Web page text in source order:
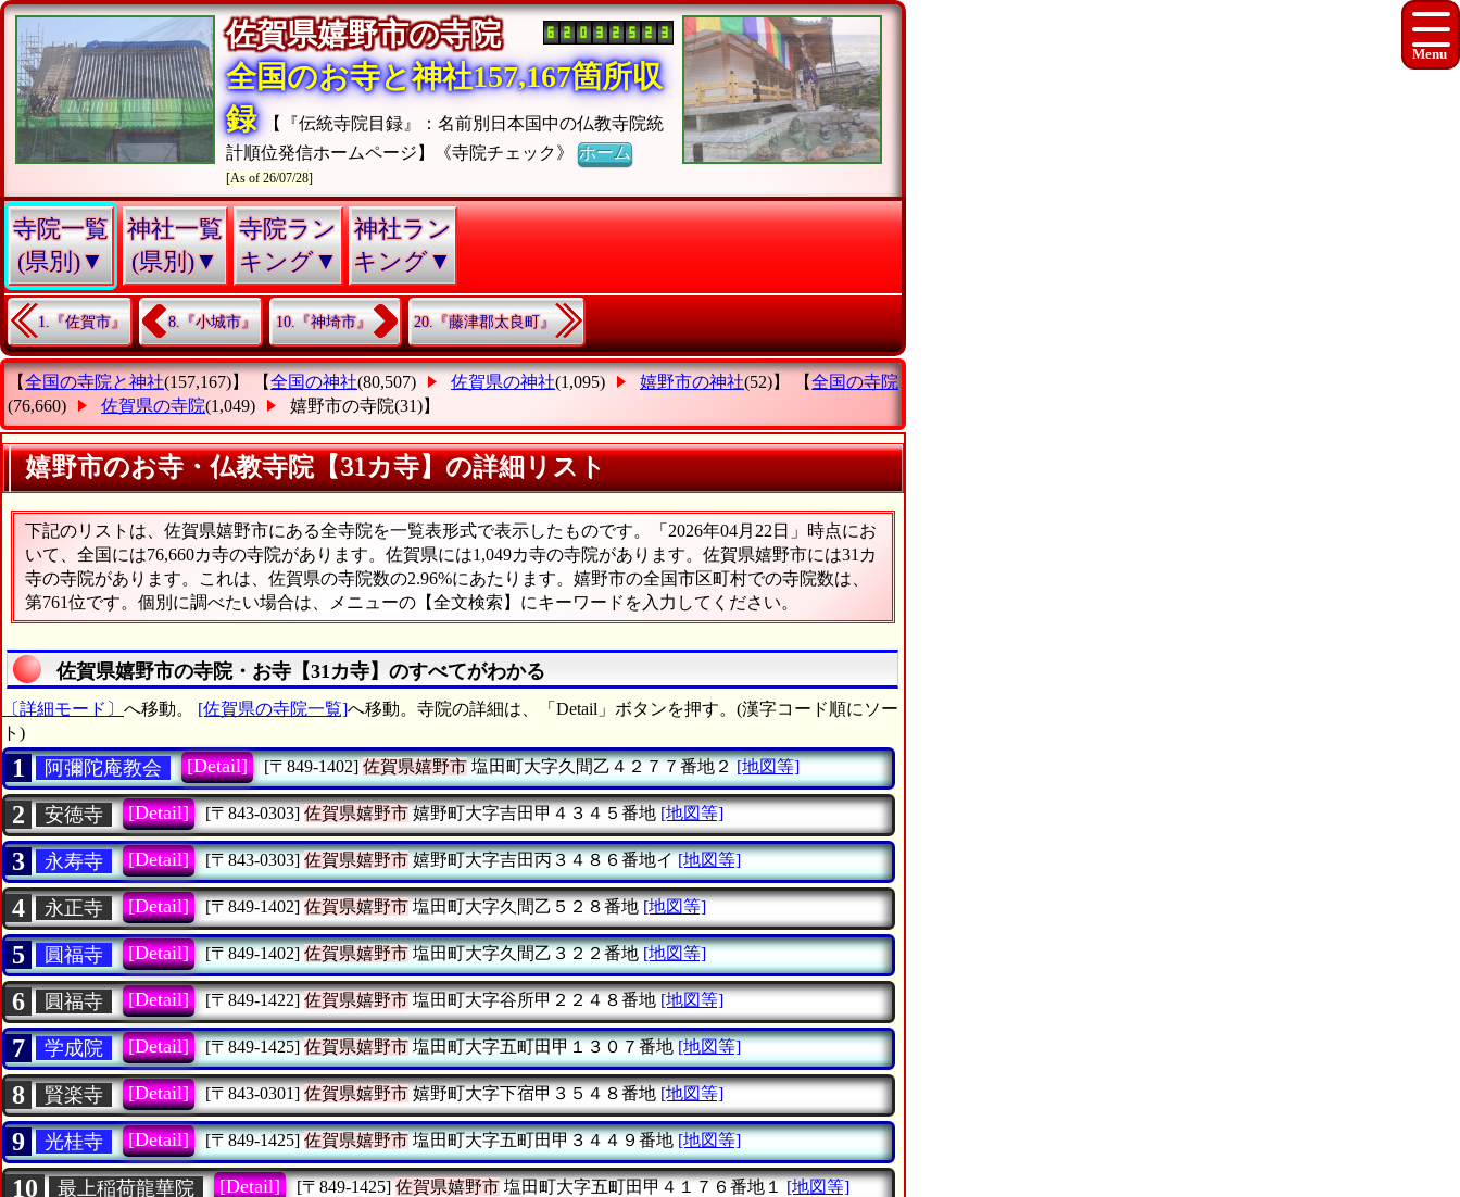
佐賀県嬉野市の寺院
全国のお寺と神社157,167箇所収
録
【『伝統寺院目録』：名前別日本国中の仏教寺院統
計順位発信ホームページ】《寺院チェック》ホーム
[As of 26/07/28]
寺院一覧
(県別)▼
神社一覧
(県別)▼
寺院ラン
キング▼
神社ラン
キング▼
1.『佐賀市』 8.『小城市』 10.『神埼市』 20.『藤津郡太良町』
【全国の寺院と神社(157,167)】 【全国の神社(80,507) 佐賀県の神社(1,095) 嬉野市の神社(52)】 【全国の寺院
(76,660)
佐賀県の寺院(1,049) 嬉野市の寺院(31)】
嬉野市のお寺・仏教寺院【31カ寺】の詳細リスト
下記のリストは、佐賀県嬉野市にある全寺院を一覧表形式で表示したものです。「2026年04月22日」時点にお
いて、全国には76,660カ寺の寺院があります。佐賀県には1,049カ寺の寺院があります。佐賀県嬉野市には31カ
寺の寺院があります。これは、佐賀県の寺院数の2.96%にあたります。嬉野市の全国市区町村での寺院数は、
第761位です。個別に調べたい場合は、メニューの【全文検索】にキーワードを入力してください。
佐賀県嬉野市の寺院・お寺【31カ寺】のすべてがわかる
〔詳細モード〕 へ移動。 [佐賀県の寺院一覧]へ移動。寺院の詳細は、「Detail」ボタンを押す。(漢字コード順にソー
ト)
1 阿彌陀庵教会 [Detail] [〒849-1402] 佐賀県嬉野市塩田町大字久間乙４２７７番地２ [地図等]
2 安徳寺 [Detail] [〒843-0303] 佐賀県嬉野市嬉野町大字吉田甲４３４５番地 [地図等]
3 永寿寺 [Detail] [〒843-0303] 佐賀県嬉野市嬉野町大字吉田丙３４８６番地イ [地図等]
4 永正寺 [Detail] [〒849-1402] 佐賀県嬉野市塩田町大字久間乙５２８番地 [地図等]
5 圓福寺 [Detail] [〒849-1402] 佐賀県嬉野市塩田町大字久間乙３２２番地 [地図等]
6 圓福寺 [Detail] [〒849-1422] 佐賀県嬉野市塩田町大字谷所甲２２４８番地 [地図等]
7 学成院 [Detail] [〒849-1425] 佐賀県嬉野市塩田町大字五町田甲１３０７番地 [地図等]
8 賢楽寺 [Detail] [〒843-0301] 佐賀県嬉野市嬉野町大字下宿甲３５４８番地 [地図等]
9 光桂寺 [Detail] [〒849-1425] 佐賀県嬉野市塩田町大字五町田甲３４４９番地 [地図等]
10 最上稲荷龍華院 [Detail] [〒849-1425] 佐賀県嬉野市塩田町大字五町田甲４１７６番地１ [地図等]